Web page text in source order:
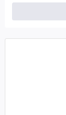
Harbinger